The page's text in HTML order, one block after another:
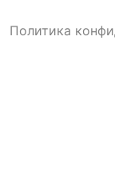
Политика